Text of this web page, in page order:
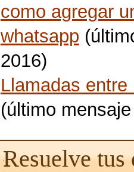
como agregar
whatsapp
2016)
Llamadas
(último
Resuelve tus